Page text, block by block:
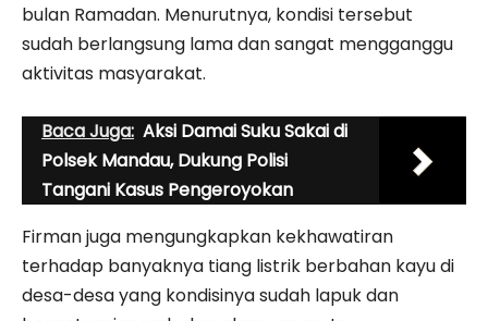
bulan Ramadan. Menurutnya, kondisi tersebut
sudah berlangsung lama dan sangat mengganggu
aktivitas masyarakat.
Baca Juga: Aksi Damai Suku Sakai di
Polsek Mandau, Dukung Polisi
Tangani Kasus Pengeroyokan
Firman juga mengungkapkan kekhawatiran
terhadap banyaknya tiang listrik berbahan kayu di
desa-desa yang kondisinya sudah lapuk dan